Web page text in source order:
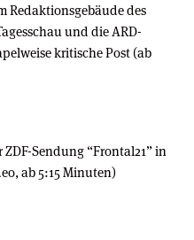
Redaktionsgebäude des
und die ARD-
kritische Post (ab
Sendung “Frontal21” in
ab 5:15 Minuten)